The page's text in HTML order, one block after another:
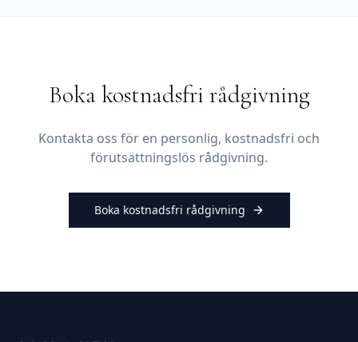
Boka kostnadsfri rådgivning
Kontakta oss för en personlig, kostnadsfri och
förutsättningslös rådgivning.
Boka kostnadsfri rådgivning